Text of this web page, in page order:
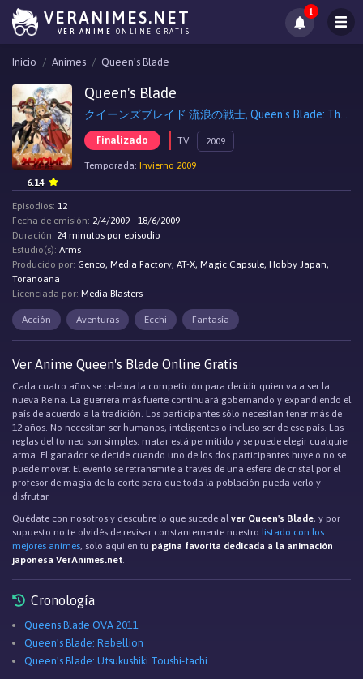
VERANIMES.NET
VER ANIME ONLINE GRATIS
1
Inicio Animes Queen's Blade
Queen's Blade
Finalizado TV 2009
Temporada: Invierno 2009
6.14
Episodios: 12
Fecha de emisión: 2/4/2009 - 18/6/2009
Duración: 24 minutos por episodio
Estudio(s): Arms
Producido por: Genco, Media Factory, AT-X, Magic Capsule, Hobby Japan,
Toranoana
Licenciada por: Media Blasters
Acción Aventuras Ecchi Fantasía
Ver Anime Queen's Blade Online Gratis
Cada cuatro años se celebra la competición para decidir quien va a ser la
nueva Reina. La guerrera más fuerte continuará gobernando y expandiendo el
país de acuerdo a la tradición. Los participantes sólo necesitan tener más de
12 años. No necesitan ser humanos, inteligentes o incluso ser de ese país. Las
reglas del torneo son simples: matar está permitido y se puede elegir cualquier
arma. El ganador se decide cuando uno de los dos participantes huye o no se
puede mover. El evento se retransmite a través de una esfera de cristal por el
profesor de magia de la corte para que toda la población pueda verlo y
disfrutar.
Quédate con nosotros y descubre lo que sucede alver Queen's Blade, y por
supuesto no te olvidés de revisar constantemente nuestro listado con los
mejores animes, solo aqui en tu página favorita dedicada a la animación
japonesa VerAnimes.net.
Cronología
Queens Blade OVA 2011
Queen's Blade: Rebellion
Queen's Blade: Utsukushiki Toushi-tachi